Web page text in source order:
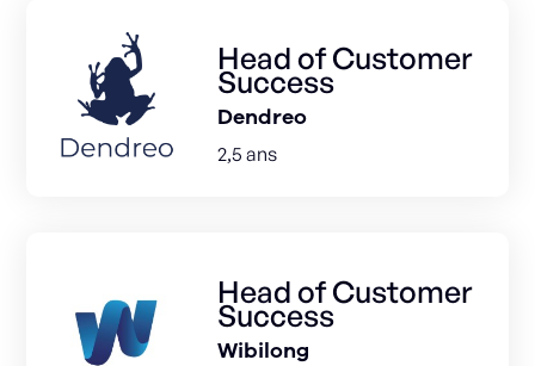
Head of Customer
Success
Dendreo
2,5 ans
Head of Customer
Success
Wibilong